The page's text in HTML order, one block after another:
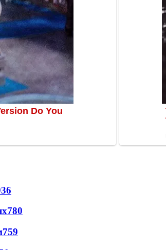
780
759